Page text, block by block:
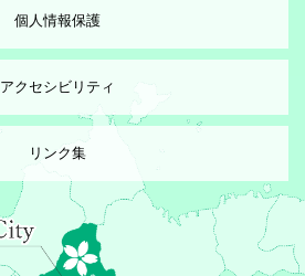
個人情報保護
アクセシビリティ
リンク集